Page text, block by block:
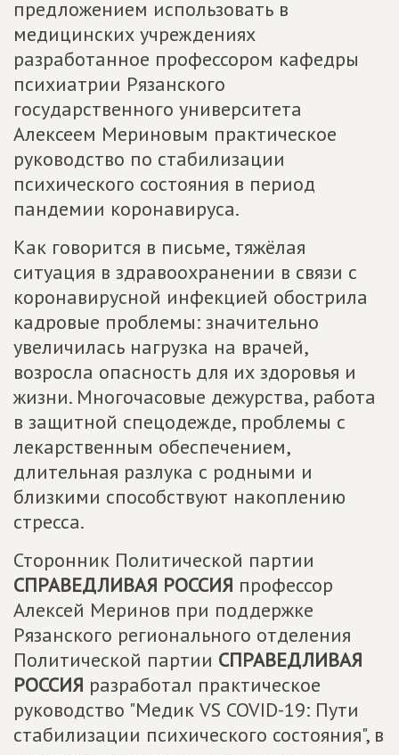
предложением использовать в
медицинских учреждениях
разработанное профессором кафедры
психиатрии Рязанского
государственного университета
Алексеем Мериновым практическое
руководство по стабилизации
психического состояния в период
пандемии коронавируса.
Как говорится в письме, тяжёлая
ситуация в здравоохранении в связи с
коронавирусной инфекцией обострила
кадровые проблемы: значительно
увеличилась нагрузка на врачей,
возросла опасность для их здоровья и
жизни. Многочасовые дежурства, работа
в защитной спецодежде, проблемы с
лекарственным обеспечением,
длительная разлука с родными и
близкими способствуют накоплению
стресса.
Сторонник Политической партии
СПРАВЕДЛИВАЯ РОССИЯ профессор
Алексей Меринов при поддержке
Рязанского регионального отделения
Политической партии СПРАВЕДЛИВАЯ
РОССИЯ разработал практическое
руководство "Медик VS COVID-19: Пути
стабилизации психического состояния", в